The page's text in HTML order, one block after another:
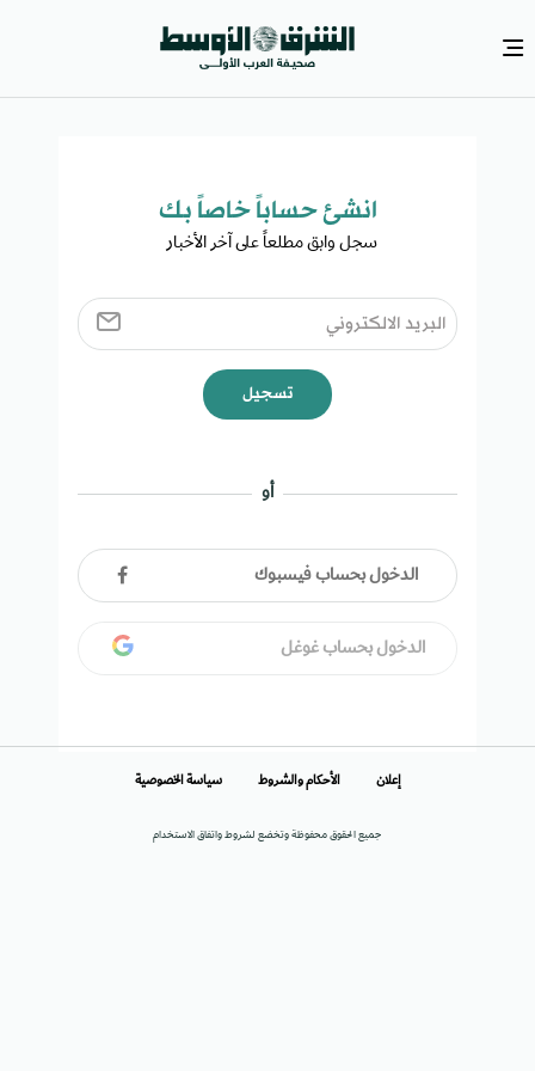
انشئ حساباً خاصاً بك​
سجل وابق مطلعاً على آخر الأخبار ​
تسجيل
أو
الدخول بحساب فيسبوك
الدخول بحساب غوغل
جميع الحقوق محفوظة وتخضع لشروط واتفاق الاستخدام
إعلان الأحكام والشروط سياسة الخصوصية